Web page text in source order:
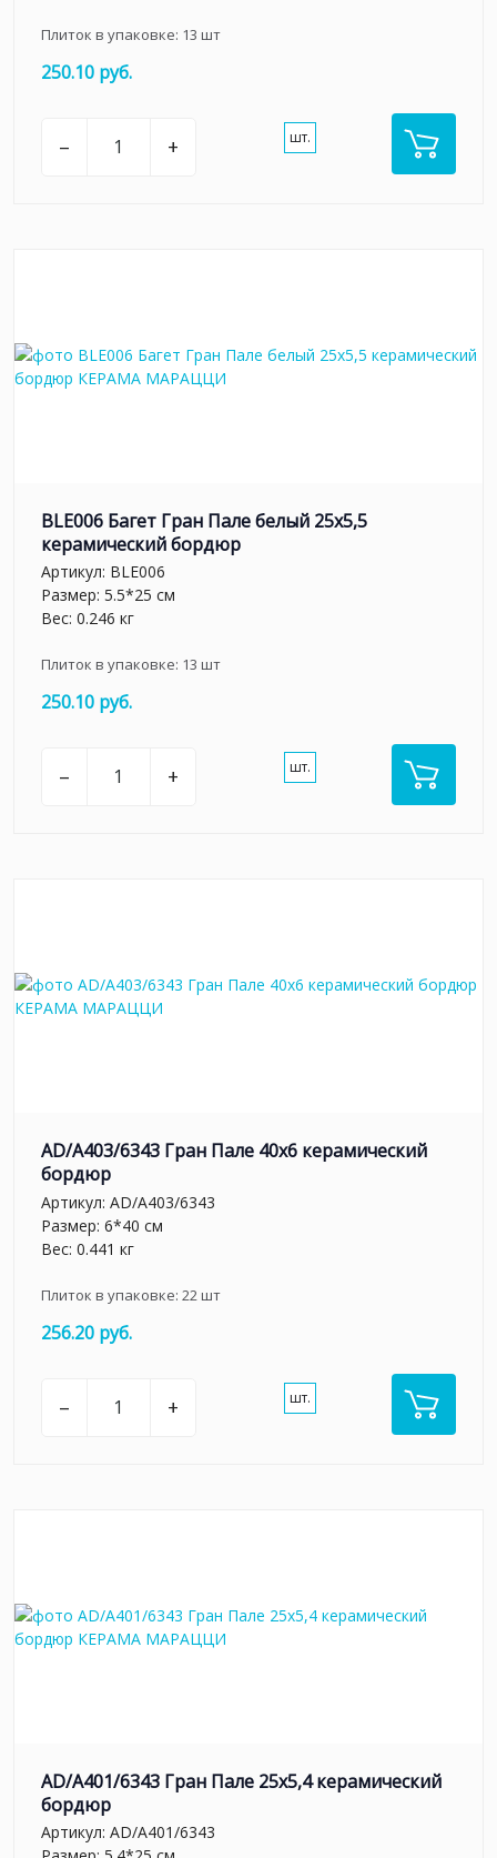
Плиток в упаковке: 13 шт
250.10 руб.
– + шт.
BLE006 Багет Гран Пале белый 25x5,5
керамический бордюр
Артикул: BLE006
Размер: 5.5*25 см
Вес: 0.246 кг
Плиток в упаковке: 13 шт
250.10 руб.
– + шт.
AD/A403/6343 Гран Пале 40x6 керамический
бордюр
Артикул: AD/A403/6343
Размер: 6*40 см
Вес: 0.441 кг
Плиток в упаковке: 22шт
256.20 руб.
– + шт.
AD/A401/6343 Гран Пале 25x5,4 керамический
бордюр
Артикул: AD/A401/6343